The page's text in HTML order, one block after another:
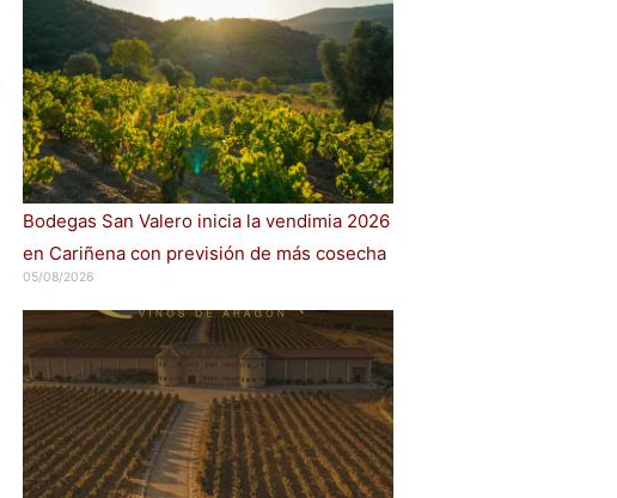
Bodegas San Valero inicia la vendimia 2026
en Cariñena con previsión de más cosecha
05/08/2026